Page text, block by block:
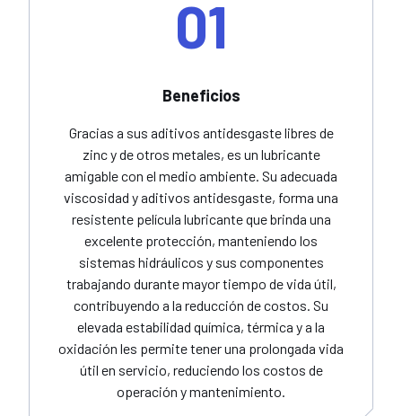
01
Beneficios
Gracias a sus aditivos antidesgaste libres de
zinc y de otros metales, es un lubricante
amigable con el medio ambiente. Su adecuada
viscosidad y aditivos antidesgaste, forma una
resistente película lubricante que brinda una
excelente protección, manteniendo los
sistemas hidráulicos y sus componentes
trabajando durante mayor tiempo de vida útil,
contribuyendo a la reducción de costos. Su
elevada estabilidad química, térmica y a la
oxidación les permite tener una prolongada vida
útil en servicio, reduciendo los costos de
operación y mantenimiento.